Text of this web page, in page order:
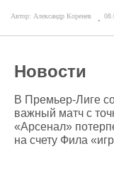
Автор: Александр Коренев
Новости
В Премьер-Лиге
важный матч с
«Арсенал»
на счету Фила